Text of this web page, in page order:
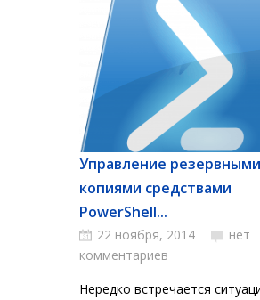
Управление резервными
копиями средствами
PowerShell...
22 ноября, 2014
нет
комментариев
Нередко встречается